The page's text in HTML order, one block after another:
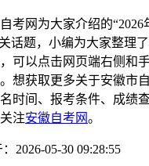
网为大家介绍的“2026
话题，小编为大家整理
可以点击网页端右侧和
想获取更多关于安徽市
时间、报考条件、成绩
注安徽自考网。
2026-05-30 09:28:55